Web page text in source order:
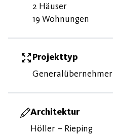
2 Häuser
19 Wohnungen
Projekttyp
Generalübernehmer
Architektur
Höller – Rieping